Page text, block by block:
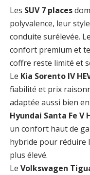
Les SUV 7 places
polyvalence, leur
conduite surélevée. Le
confort premium et
coffre reste limité et
Le Kia Sorento IV
fiabilité et prix
adaptée aussi bien
Hyundai Santa Fe V
un confort haut de
hybride pour réduire
plus élevé.
Le Volkswagen